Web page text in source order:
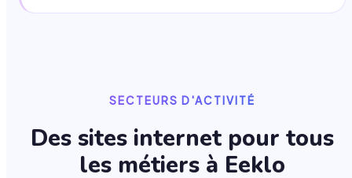
SECTEURS D'ACTIVITÉ
Des sites internet pour tous
les métiers à Eeklo